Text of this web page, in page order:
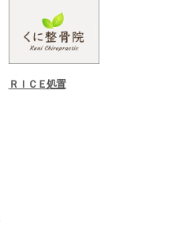
ＲＩＣＥ処置